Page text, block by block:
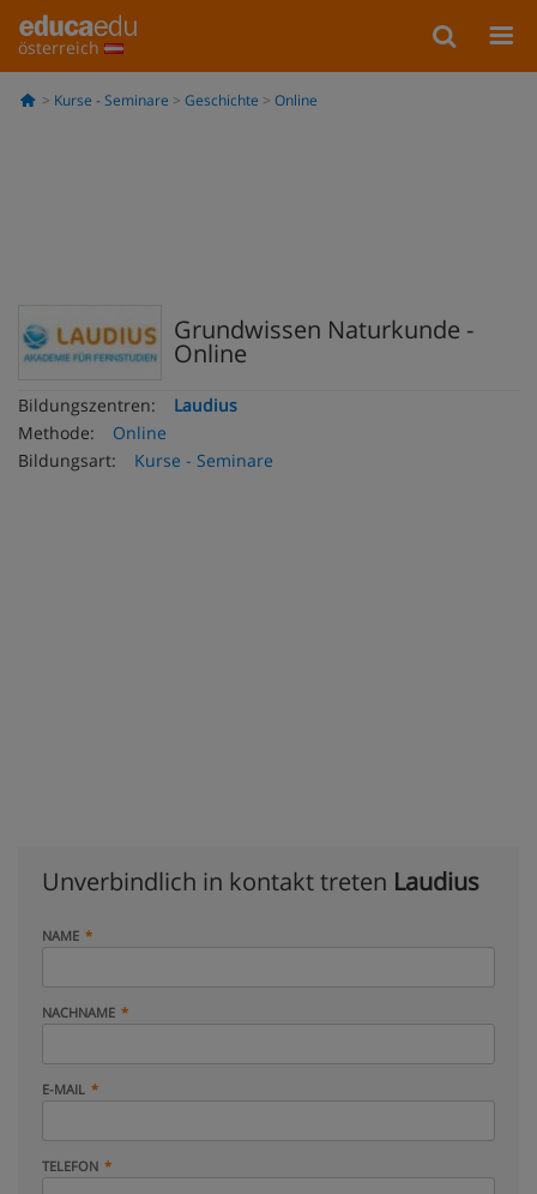
österreich
Kurse - Seminare Geschichte Online
Grundwissen Naturkunde -
Online
Bildungszentren:
Laudius
Methode:
Online
Bildungsart:
Kurse - Seminare
Unverbindlich in kontakt treten Laudius
NAME
NACHNAME
E-MAIL
TELEFON